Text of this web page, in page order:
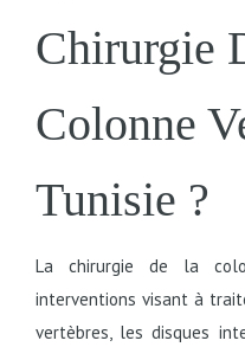
Chirurgie
Colonne
Tunisie ?
La chirurgie de la
interventions visant à
vertèbres, les disques